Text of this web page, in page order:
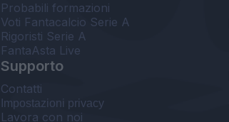
Probabili formazioni
Voti Fantacalcio Serie A
Rigoristi Serie A
FantaAsta Live
Supporto
Contatti
Impostazioni privacy
Lavora con noi